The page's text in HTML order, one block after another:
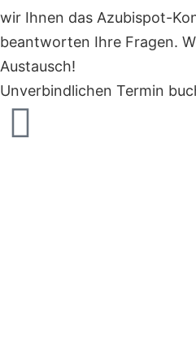
wir Ihnen das Azubispot-
beantworten Ihre Fragen.
Austausch!
Unverbindlichen Termin